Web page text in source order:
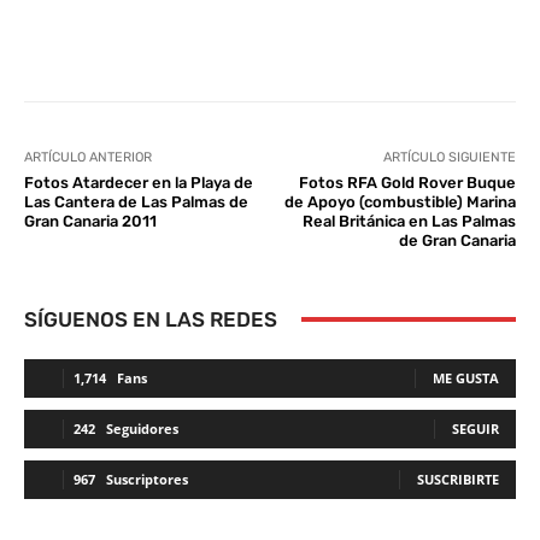
ARTÍCULO ANTERIOR
Fotos Atardecer en la Playa de
Las Cantera de Las Palmas de
Gran Canaria 2011
ARTÍCULO SIGUIENTE
Fotos RFA Gold Rover Buque
de Apoyo (combustible) Marina
Real Británica en Las Palmas
de Gran Canaria
SÍGUENOS EN LAS REDES
1,714 Fans ME GUSTA
242 Seguidores SEGUIR
967 Suscriptores SUSCRIBIRTE